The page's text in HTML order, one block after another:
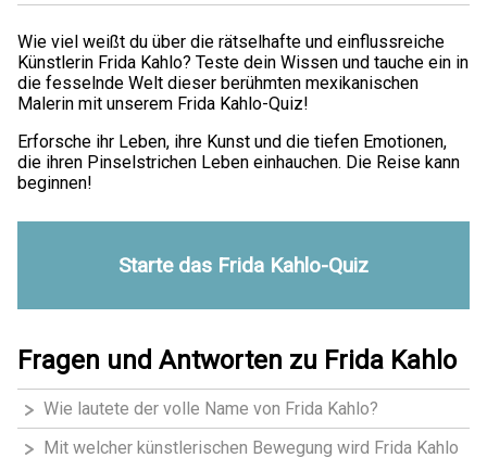
Wie viel weißt du über die rätselhafte und einflussreiche
Künstlerin Frida Kahlo? Teste dein Wissen und tauche ein in
die fesselnde Welt dieser berühmten mexikanischen
Malerin mit unserem Frida Kahlo-Quiz!
Erforsche ihr Leben, ihre Kunst und die tiefen Emotionen,
die ihren Pinselstrichen Leben einhauchen. Die Reise kann
beginnen!
Starte das Frida Kahlo-Quiz
Fragen und Antworten zu Frida Kahlo
Wie lautete der volle Name von Frida Kahlo?
Mit welcher künstlerischen Bewegung wird Frida Kahlo